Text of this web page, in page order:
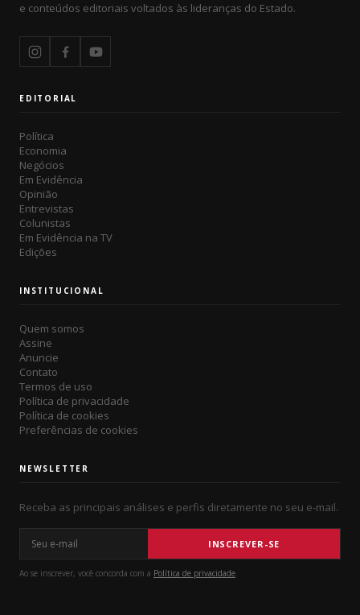
e conteúdos editoriais voltados às lideranças do Estado.
EDITORIAL
Política
Economia
Negócios
Em Evidência
Opinião
Entrevistas
Colunistas
Em Evidência na TV
Edições
INSTITUCIONAL
Quem somos
Assine
Anuncie
Contato
Termos de uso
Política de privacidade
Política de cookies
Preferências de cookies
NEWSLETTER
Receba as principais análises e perfis diretamente no seu e-mail.
Seu e-mail INSCREVER-SE
Ao se inscrever, você concorda com a Política de privacidade.